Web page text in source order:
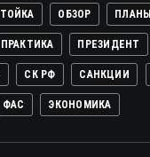
ОБЗОР ПЛАНЫ
ПРАКТИКА ПРЕЗИДЕНТ
СК РФ САНКЦИИ
ФАС ЭКОНОМИКА